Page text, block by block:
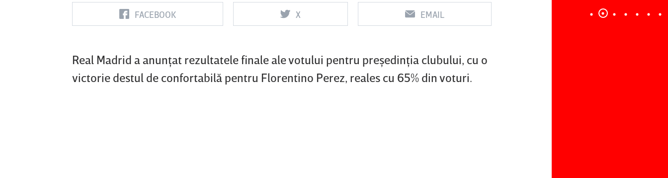
FACEBOOK X EMAIL
Real Madrid a anunţat rezultatele finale ale votului pentru preşedinţia clubului, cu o
victorie destul de confortabilă pentru Florentino Perez, reales cu 65% din voturi.